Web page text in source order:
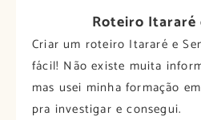
Roteiro Itararé
Criar um roteiro Itararé e
fácil! Não existe muita
mas usei minha formação
pra investigar e consegui.